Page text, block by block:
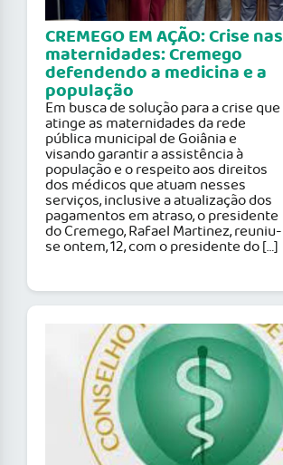
CREMEGO EM AÇÃO: Crise nas
maternidades: Cremego
defendendo a medicina e a
população
Em busca de solução para a crise que
atinge as maternidades da rede
pública municipal de Goiânia e
visando garantir a assistência à
população e o respeito aos direitos
dos médicos que atuam nesses
serviços, inclusive a atualização dos
pagamentos em atraso, o presidente
do Cremego, Rafael Martinez, reuniu-
se ontem, 12, com o presidente do […]